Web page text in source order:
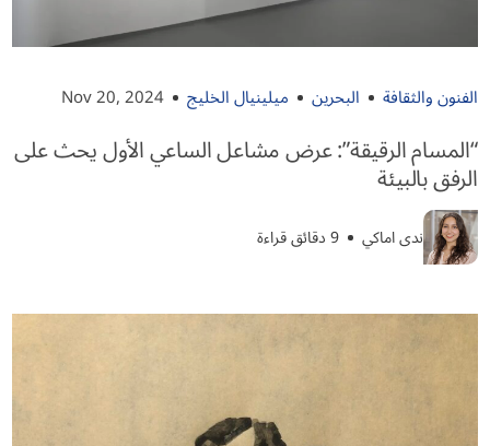
الفنون والثقافة البحرين ميلينيال الخليج Nov 20, 2024
“المسام الرقيقة”: عرض مشاعل الساعي الأول يحث على
الرفق بالبيئة
ندى اماكي 9 دقائق قراءة